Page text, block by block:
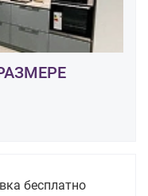
бесплатно